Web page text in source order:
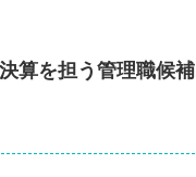
算を担う管理職候補